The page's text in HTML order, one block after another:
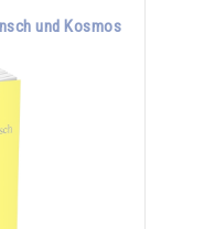
und Kosmos